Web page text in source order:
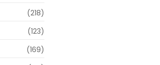
(218)
(123)
(169)